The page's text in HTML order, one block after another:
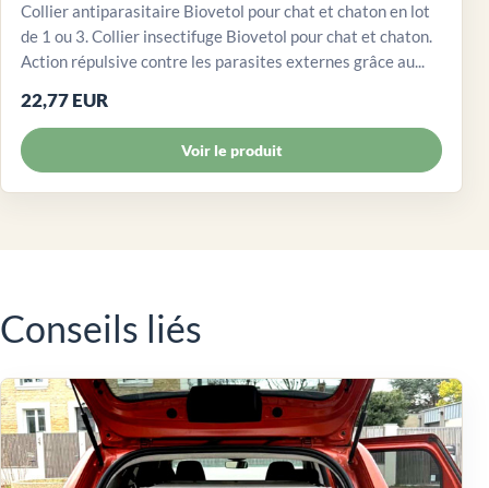
Collier antiparasitaire Biovetol pour chat et chaton en lot
de 1 ou 3. Collier insectifuge Biovetol pour chat et chaton.
Action répulsive contre les parasites externes grâce au...
22,77 EUR
Voir le produit
Conseils liés